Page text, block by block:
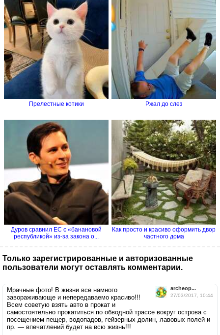
Прелестные котики Ржал до слез
Дуров сравнил ЕС с «банановой
республикой» из-за закона о...
Как просто и красиво оформить двор
частного дома
Только зарегистрированные и авторизованные
пользователи могут оставлять комментарии.
archeop...
27/03/2017, 10:44
Мрачные фото! В жизни все намного
завораживающе и непередаваемо красиво!!!
Всем советую взять авто в прокат и
самостоятельно прокатиться по обводной трассе вокруг острова с
посещением пещер, водопадов, гейзерных долин, лавовых полей и
пр. — впечатлений будет на всю жизнь!!!